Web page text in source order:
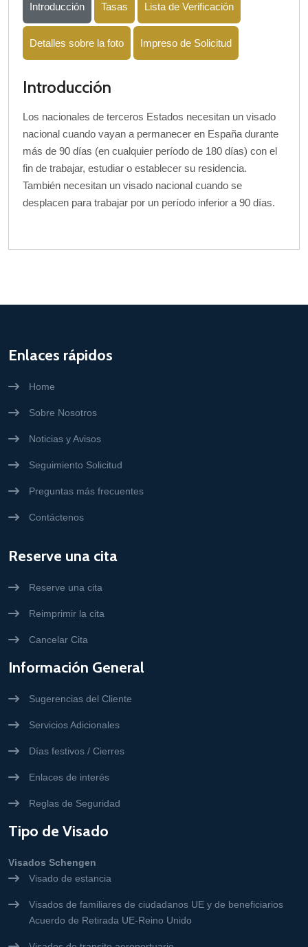
Introducción Tasas Lista de Verificación
Detalles sobre la foto Impreso de Solicitud
Introducción
Los nacionales de terceros Estados necesitan un visado
nacional cuando vayan a permanecer en España durante
más de 90 días (en cualquier período de 180 días) con el
fin de trabajar, estudiar o establecer su residencia.
También necesitan un visado nacional cuando se
desplacen para trabajar por un período inferior a 90 días.
Enlaces rápidos
Home
Sobre Nosotros
Noticias y Avisos
Seguimiento Solicitud
Preguntas más frecuentes
Contáctenos
Reserve una cita
Reserve una cita
Reimprimir la cita
Cancelar Cita
Información General
Sugerencias del Cliente
Servicios Adicionales
Días festivos / Cierres
Enlaces de interés
Reglas de Seguridad
Tipo de Visado
Visados Schengen
Visado de estancia
Visados de familiares de ciudadanos UE y de beneficiarios
Acuerdo de Retirada UE-Reino Unido